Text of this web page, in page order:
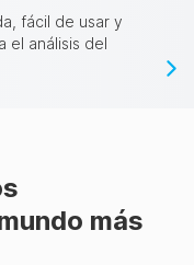
fácil de usar y
el análisis del
más